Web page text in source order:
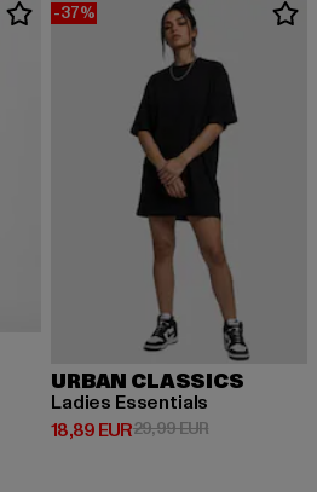
29,99 EUR
-37%
URBAN CLASSICS
Ladies Essentials
18,89 EUR
Derzeitiger Preis: 18,89 EUR
29,99 EURAktionspreis: